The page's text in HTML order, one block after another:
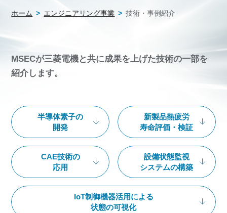
ホーム > エンジニアリング事業 > 技術・事例紹介
MSECが三菱電機と共に成果を上げた技術の一部を
紹介します。
半導体素子の
開発
新製品熱疲労
寿命評価・検証
CAE技術の
応用
設備状態監視
システムの構築
IoT制御機器活用による
状態の可視化